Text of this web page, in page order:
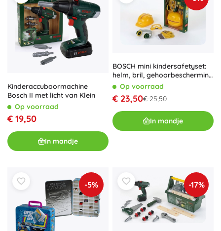
Kinderaccuboormachine
Bosch II met licht van Klein
Op voorraad
€ 19,50
In mandje
BOSCH mini kindersafetyset:
helm, bril, gehoorbescherming
en handschoenen van Klein
Op voorraad
€ 23,50€ 25,50
In mandje
-5% -17%